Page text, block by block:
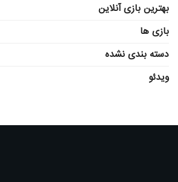
بهترین بازی آنلاین
بازی ها
دسته بندی نشده
ویدئو